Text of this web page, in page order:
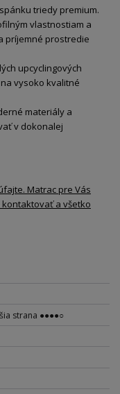
triedy premium.
vlastnostiam a
príjemné prostredie
upcyclingových
vysoko kvalitné
materiály a
v dokonalej
Matrac pre Vás
a všetko
strana ●●●●○